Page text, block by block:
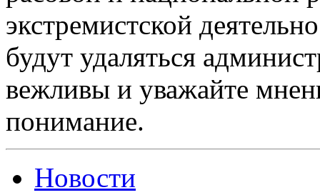
экстремистской
будут удаляться
вежливы и уважайте
понимание.
Новости